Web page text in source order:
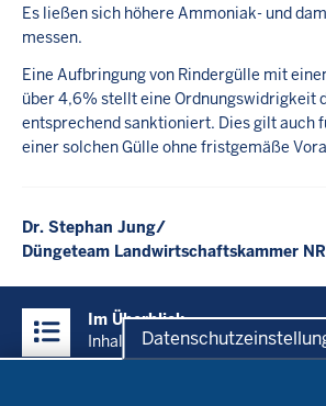
Es ließen sich höhere Ammoniak- und
messen.
Eine Aufbringung von Rindergülle mit
über 4,6% stellt eine Ordnungswidrigkeit
entsprechend sanktioniert. Dies gilt auch
einer solchen Gülle ohne fristgemäße
Dr. Stephan Jung/
Düngeteam Landwirtschaftskammer
Inhalte
Im Überblick
Inhalt